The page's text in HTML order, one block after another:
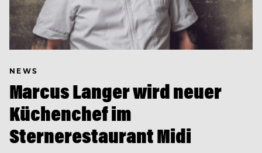
NEWS
Marcus Langer wird neuer
Küchenchef im
Sternerestaurant Midi